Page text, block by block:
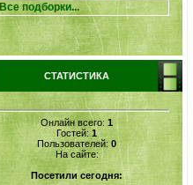
Все подборки...
СТАТИСТИКА
Онлайн всего: 1
Гостей:1
Пользователей:0
На сайте:
Посетили сегодня: